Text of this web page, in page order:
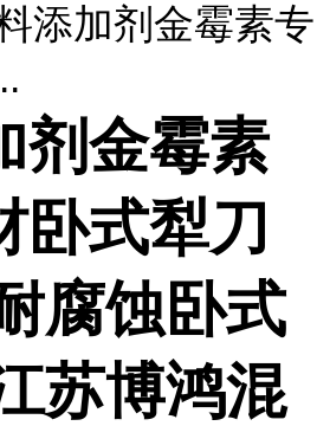
添加剂金霉素专
剂金霉素
卧式犁刀
腐蚀卧式
苏博鸿混